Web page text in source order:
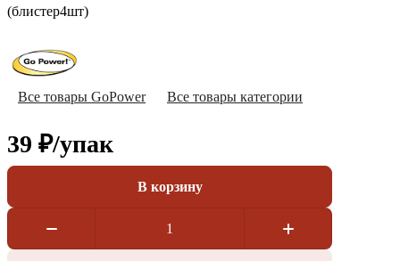
(блистер4шт)
Все товары GoPower Все товары категории
39 ₽/упак
В корзину